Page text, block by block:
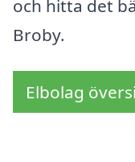
och hitta det
Broby.
Elbolag